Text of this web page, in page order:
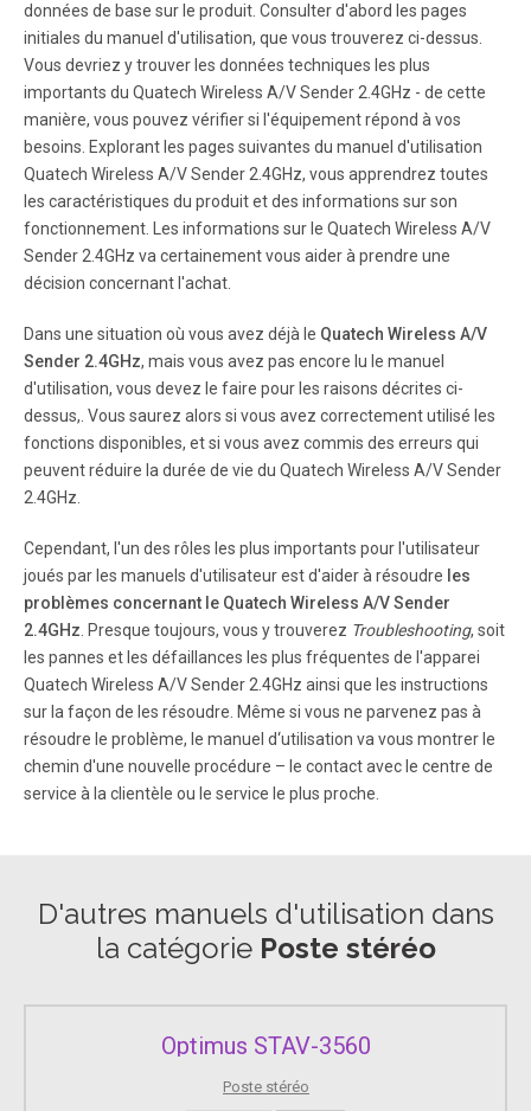
selectable channels Audio S tereo audio input and output
Vi deo Composite input and output Dimensions 12.
Page 8
7 • If there is a microwave oven in use in the pa th between
the transmitter and receiver , remove the microwave oven
or turn it off. • Make sure the transmitter and receiver are
within range of each other (range of approximately 300
feet; 100 me ters in a clear line of sight).
données de base sur le produit. Consulter d'abord les pages
initiales du manuel d'utilisation, que vous trouverez ci-dessus.
Vous devriez y trouver les données techniques les plus
importants du Quatech Wireless A/V Sender 2.4GHz - de cette
manière, vous pouvez vérifier si l'équipement répond à vos
besoins. Explorant les pages suivantes du manuel d'utilisation
Quatech Wireless A/V Sender 2.4GHz, vous apprendrez toutes
les caractéristiques du produit et des informations sur son
fonctionnement. Les informations sur le Quatech Wireless A/V
Sender 2.4GHz va certainement vous aider à prendre une
décision concernant l'achat.
Dans une situation où vous avez déjà le Quatech Wireless A/V
Sender 2.4GHz, mais vous avez pas encore lu le manuel
d'utilisation, vous devez le faire pour les raisons décrites ci-
dessus,. Vous saurez alors si vous avez correctement utilisé les
fonctions disponibles, et si vous avez commis des erreurs qui
peuvent réduire la durée de vie du Quatech Wireless A/V Sender
2.4GHz.
Cependant, l'un des rôles les plus importants pour l'utilisateur
joués par les manuels d'utilisateur est d'aider à résoudre les
problèmes concernant le Quatech Wireless A/V Sender
2.4GHz . Presque toujours, vous y trouverez Troubleshooting, soit
les pannes et les défaillances les plus fréquentes de l'apparei
Quatech Wireless A/V Sender 2.4GHz ainsi que les instructions
sur la façon de les résoudre. Même si vous ne parvenez pas à
résoudre le problème, le manuel d‘utilisation va vous montrer le
chemin d'une nouvelle procédure – le contact avec le centre de
service à la clientèle ou le service le plus proche.
D'autres manuels d'utilisation dans
la catégorie Poste stéréo
Optimus STAV-3560
Poste stéréo